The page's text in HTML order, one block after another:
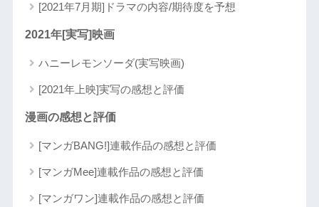
[2021年7月期]ドラマの内容/期待度を予想
2021年[実写]映画
ハニーレモンソーダ(実写映画)
[2021年上映]実写の感想と評価
漫画の感想と評価
[マンガBANG!]連載作品の感想と評価
[マンガMee]連載作品の感想と評価
[マンガワン]連載作品の感想と評価